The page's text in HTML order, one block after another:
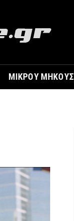
ΜΙΚΡΟΎ ΜΉΚΟΥΣ